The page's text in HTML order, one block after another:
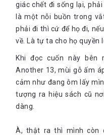
giác chết đi sống lại,
là một nỗi buồn trong
phải đi thì cứ để họ đi,
về. Là tự ta cho họ quyền
Khi đọc cuốn này bên
Another 13, mùi gỗ ấm
cảm như đang ôm lấy
tượng ra hiệu sách cũ
dàng.
À, thật ra thì mình còn